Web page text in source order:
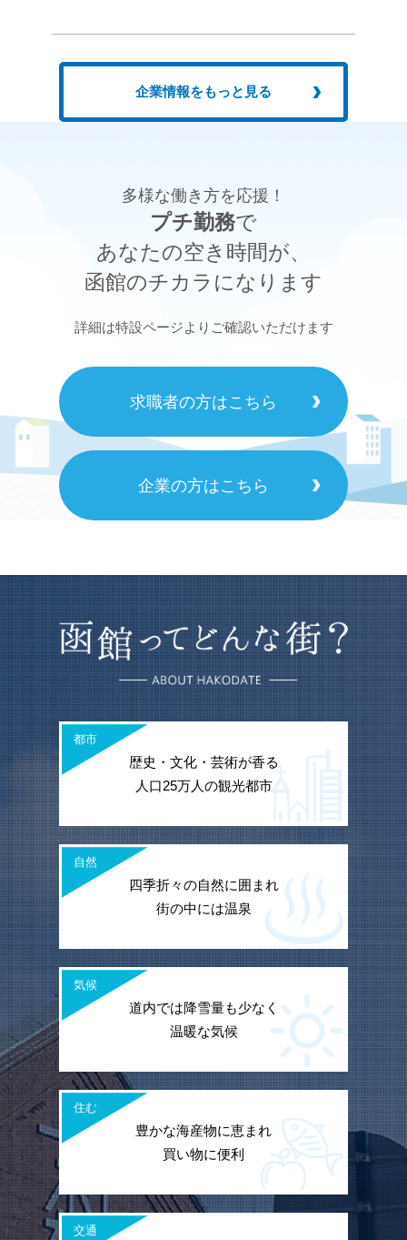
企業情報をもっと見る
多様な働き方を応援！
プチ勤務で
あなたの空き時間が、
函館のチカラになります
詳細は特設ページよりご確認いただけます
求職者の方はこちら
企業の方はこちら
都市
歴史・文化・芸術が香る
人口25万人の観光都市
自然
四季折々の自然に囲まれ
街の中には温泉
気候
道内では降雪量も少なく
温暖な気候
住む
豊かな海産物に恵まれ
買い物に便利
交通